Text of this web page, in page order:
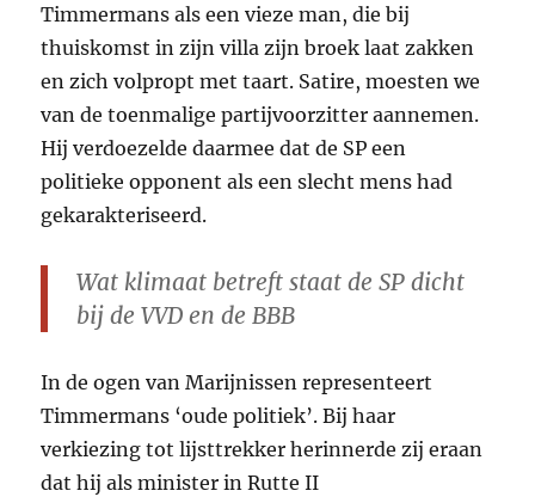
Timmermans als een vieze man, die bij
thuiskomst in zijn villa zijn broek laat zakken
en zich volpropt met taart. Satire, moesten we
van de toenmalige partijvoorzitter aannemen.
Hij verdoezelde daarmee dat de SP een
politieke opponent als een slecht mens had
gekarakteriseerd.
Wat klimaat betreft staat de SP dicht
bij de VVD en de BBB
In de ogen van Marijnissen representeert
Timmermans ‘oude politiek’. Bij haar
verkiezing tot lijsttrekker herinnerde zij eraan
dat hij als minister in Rutte II